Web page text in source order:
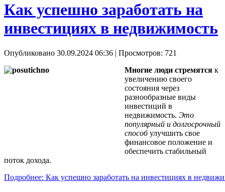
Как успешно заработать на
инвестициях в недвижимость
Опубликовано 30.09.2024 06:36 | Просмотров: 721
Многие люди стремятся к
увеличению своего
состояния через
разнообразные виды
инвестиций в
недвижимость. Это
популярный и долгосрочный
способулучшить свое
финансовое положение и
обеспечить стабильный
поток дохода.
Подробнее: Как успешно заработать на инвестициях в